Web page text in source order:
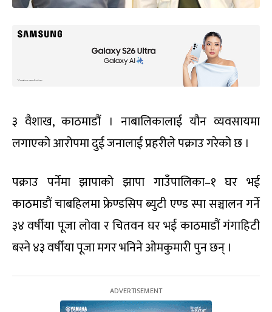
३ वैशाख, काठमाडौं । नाबालिकालाई यौन व्यवसायमा
लगाएको आरोपमा दुई जनालाई प्रहरीले पक्राउ गरेको छ ।
पक्राउ पर्नेमा झापाको झापा गाउँपालिका–१ घर भई
काठमाडौं चाबहिलमा फ्रेण्डसिप ब्युटी एण्ड स्पा सञ्चालन गर्ने
३४ वर्षीया पूजा लोवा र चितवन घर भई काठमाडौं गंगाहिटी
बस्ने ४३ वर्षीया पूजा मगर भनिने ओमकुमारी पुन छन् ।